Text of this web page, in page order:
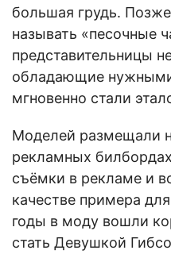
большая грудь.
называть «песочные
представительницы
обладающие
мгновенно стали
Моделей размещали
рекламных
съёмки в рекламе и
качестве примера
годы в моду вошли
стать Девушкой